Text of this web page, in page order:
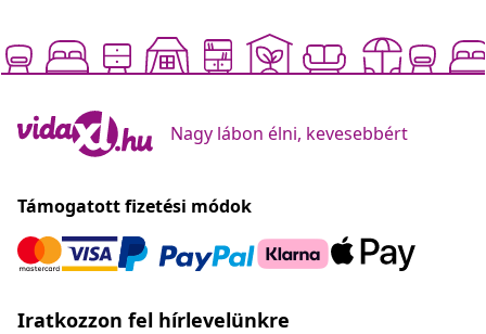
Nagy lábon élni, kevesebbért
Támogatott fizetési módok
Iratkozzon fel hírlevelünkre